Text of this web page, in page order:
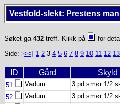
Vestfold-slekt: Prestens
Søket ga 432 treff. Klikk på
for
Side: [<<] 1 2 3 4 5 6 7 8 9 10 11 12 13
ID Gård Skyld
51 Vadum 3 pd smør 1/2
52
Vadum 3 pd smør 1/2